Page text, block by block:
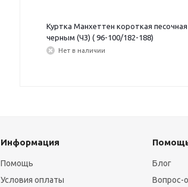
Куртка Манхеттен короткая
черным (ЧЗ) ( 96-100/182-188)
Нет в наличии
Информация
Помощь
Условия оплаты
Блог
Вопрос-